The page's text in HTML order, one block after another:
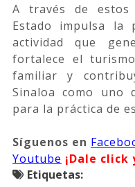
A través de estos
Estado impulsa la
actividad que
fortalece el
familiar y
Sinaloa como uno
para la práctica de
Síguenos en
Youtube ¡Dale click
Etiquetas: